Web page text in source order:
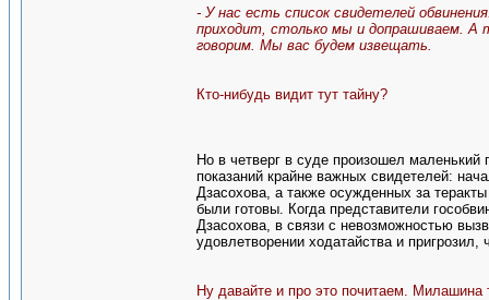
- У нас есть список свидетелей
приходит, столько мы и допрашиваем. А
говорим. Мы вас будем извещать.
Кто-нибудь видит тут тайну?
Но в четверг в суде произошел
показаний крайне важных свидетелей:
Дзасохова, а также осужденных за
были готовы. Когда представители
Дзасохова, в связи с невозможностью
удовлетворении ходатайства и
Ну давайте и про это почитаем. Милашина